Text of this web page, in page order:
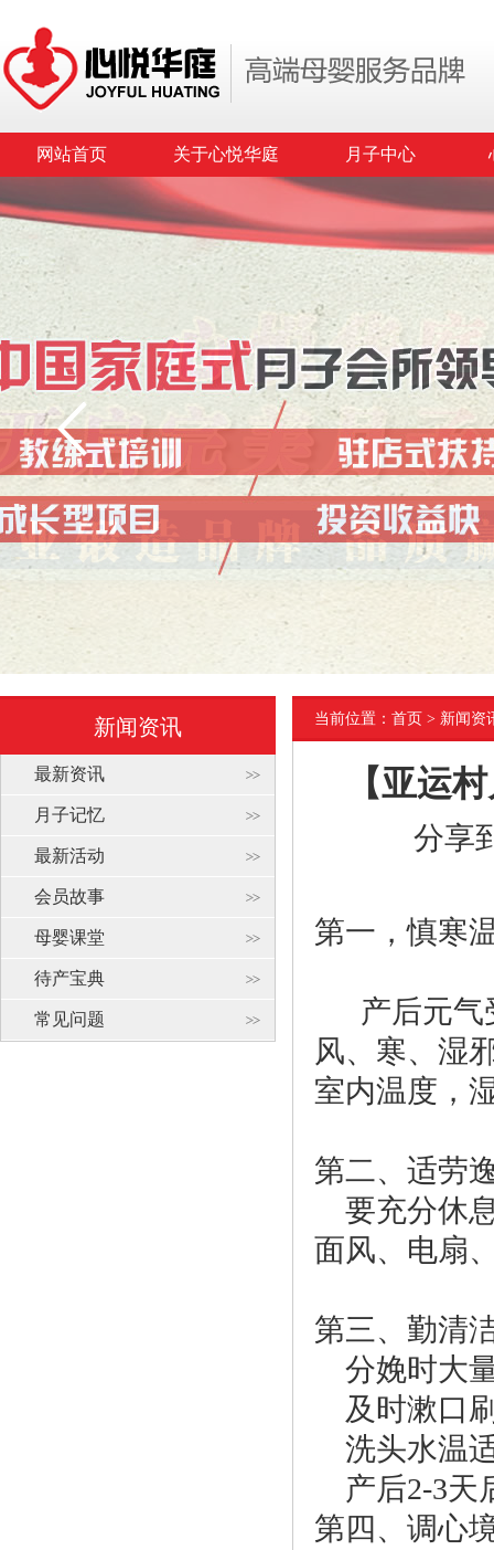
网站首页 关于心悦华庭 月子中心
新闻资讯
最新资讯
月子记忆
最新活动
会员故事
母婴课堂
待产宝典
常见问题
当前位置： 首页 > 新闻资
【亚运
分享
第一，慎寒
产后元气
风、寒、湿
室内温度，
第二、适劳
要充分休
面风、电扇
第三、勤清
分娩时大
及时漱口
洗头水温
产后2-3天
第四、调心